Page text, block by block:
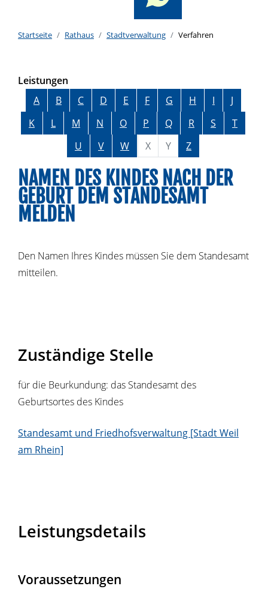
Startseite Rathaus Stadtverwaltung Verfahren
Leistungen
Alphabetisches Register überspringen
A B C D E F G H I
J
K
L M N O P Q R S
T
U
V W X Y Z
NAMEN DES KINDES NACH DER
GEBURT DEM STANDESAMT
MELDEN
Den Namen Ihres Kindes müssen Sie dem Standesamt
mitteilen.
Zuständige Stelle
für die Beurkundung: das Standesamt des
Geburtsortes des Kindes
Standesamt und Friedhofsverwaltung [Stadt Weil
am Rhein]
Leistungsdetails
Voraussetzungen